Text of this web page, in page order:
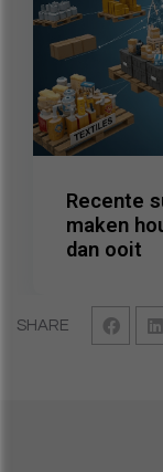
SHARE
Recente
maken
dan ooit